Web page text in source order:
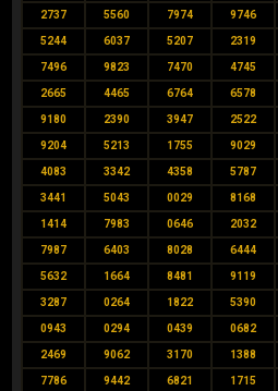
2737 5560 7974 9746
5244 6037 5207 2319
7496 9823 7470 4745
2665 4465 6764 6578
9180 2390 3947 2522
9204 5213 1755 9029
4083 3342 4358 5787
3441 5043 0029 8168
1414 7983 0646 2032
7987 6403 8028 6444
5632 1664 8481 9119
3287 0264 1822 5390
0943 0294 0439 0682
2469 9062 3170 1388
7786 9442 6821 1715